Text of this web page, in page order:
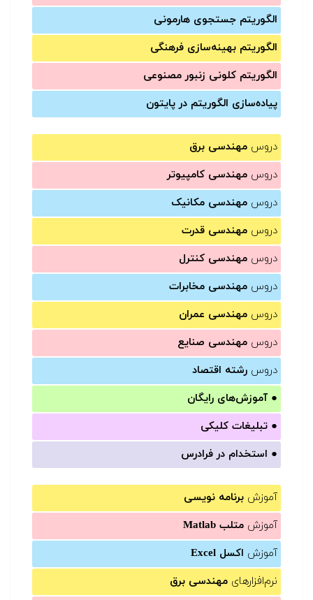
الگوریتم جستجوی هارمونی
الگوریتم بهینه‌سازی فرهنگی
الگوریتم کلونی زنبور مصنوعی
پیاده‌سازی الگوریتم در پایتون
دروس مهندسی برق
دروس مهندسی کامپیوتر
دروس مهندسی مکانیک
دروس مهندسی قدرت
دروس مهندسی کنترل
دروس مهندسی مخابرات
دروس مهندسی عمران
دروس مهندسی صنایع
دروس رشته اقتصاد
● آموزش‌های رایگان
● تبلیغات کلیکی
● استخدام در فرادرس
آموزش برنامه نویسی
آموزش متلب Matlab
آموزش اکسل Excel
نرم‌افزارهای مهندسی برق